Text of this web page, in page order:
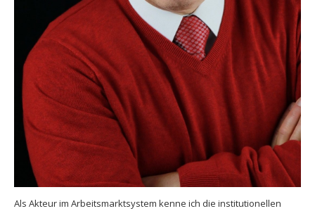
Als Akteur im Arbeitsmarktsystem kenne ich die institutionellen